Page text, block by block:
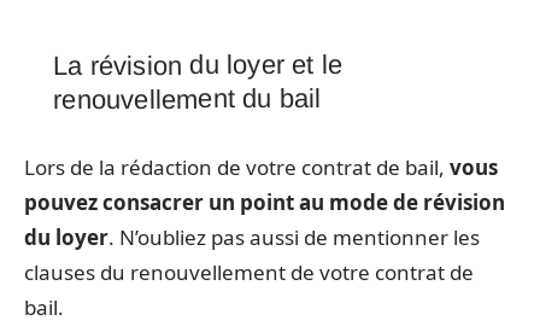
La révision du loyer et le
renouvellement du bail
Lors de la rédaction de votre contrat de bail, vous
pouvez consacrer un point au mode de révision
du loyer. N’oubliez pas aussi de mentionner les
clauses du renouvellement de votre contrat de
bail.